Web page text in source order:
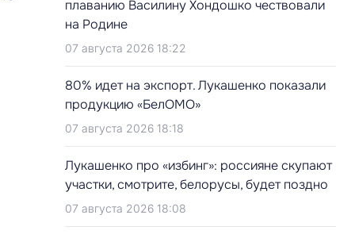
плаванию Василину Хондошко чествовали
на Родине
07 августа 2026 18:22
80% идет на экспорт. Лукашенко показали
продукцию «БелОМО»
07 августа 2026 18:18
Лукашенко про «избинг»: россияне скупают
участки, смотрите, белорусы, будет поздно
07 августа 2026 18:08